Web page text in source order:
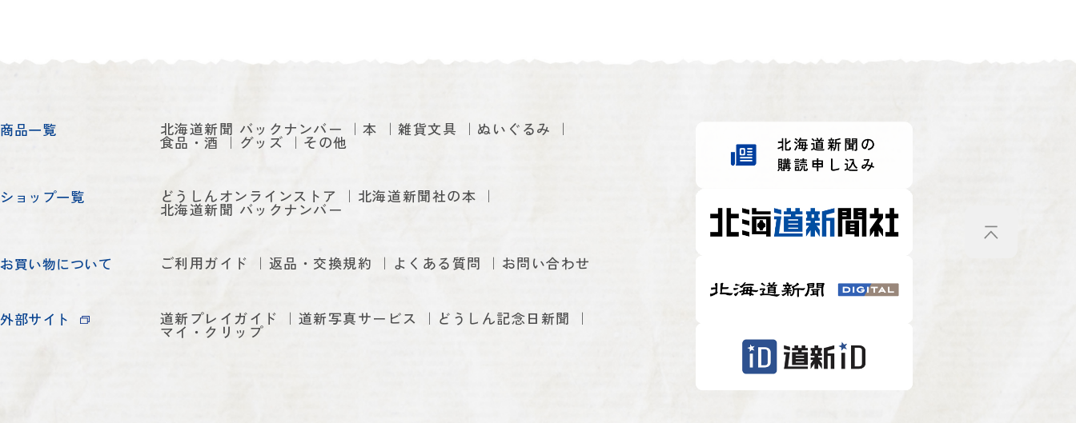
商品一覧 北海道新聞 バックナンバー 本 雑貨文具 ぬいぐるみ
食品・酒 グッズ その他
ショップ一覧 どうしんオンラインストア 北海道新聞社の本
北海道新聞 バックナンバー
お買い物について ご利用ガイド 返品・交換規約 よくある質問 お問い合わせ
外部サイト 道新プレイガイド 道新写真サービス どうしん記念日新聞
マイ・クリップ